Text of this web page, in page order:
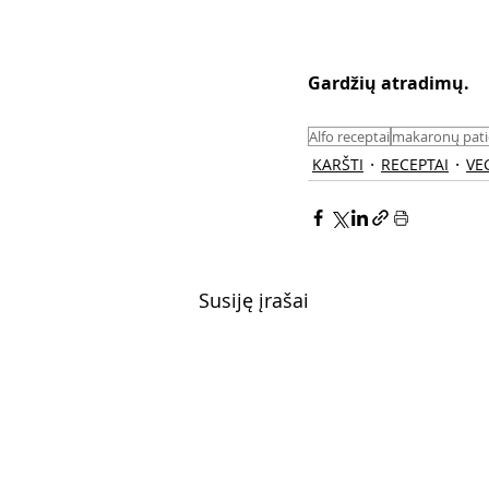
Gardžių atradimų.
Alfo receptaimakaronų
KARŠTI RECEPTAI
Susiję įrašai